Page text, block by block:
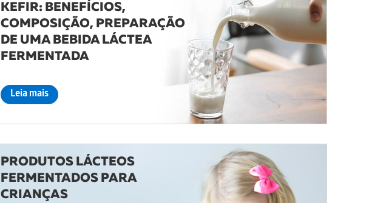
KEFIR: BENEFÍCIOS,
COMPOSIÇÃO, PREPARAÇÃO
DE UMA BEBIDA LÁCTEA
FERMENTADA
Leia mais
PRODUTOS LÁCTEOS
FERMENTADOS PARA
CRIANÇAS